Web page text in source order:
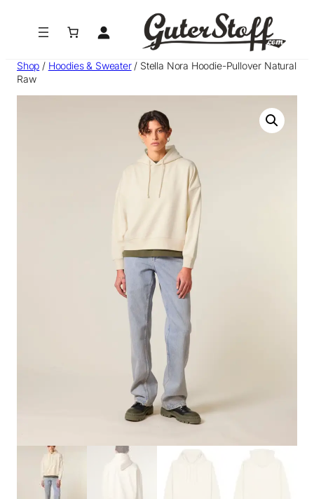
Shop / Hoodies & Sweater/ Stella Nora Hoodie-Pullover Natural
Raw